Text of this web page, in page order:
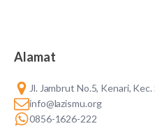
Alamat
Jl. Jambrut No.5, Kenari,
info@lazismu.org
0856-1626-222